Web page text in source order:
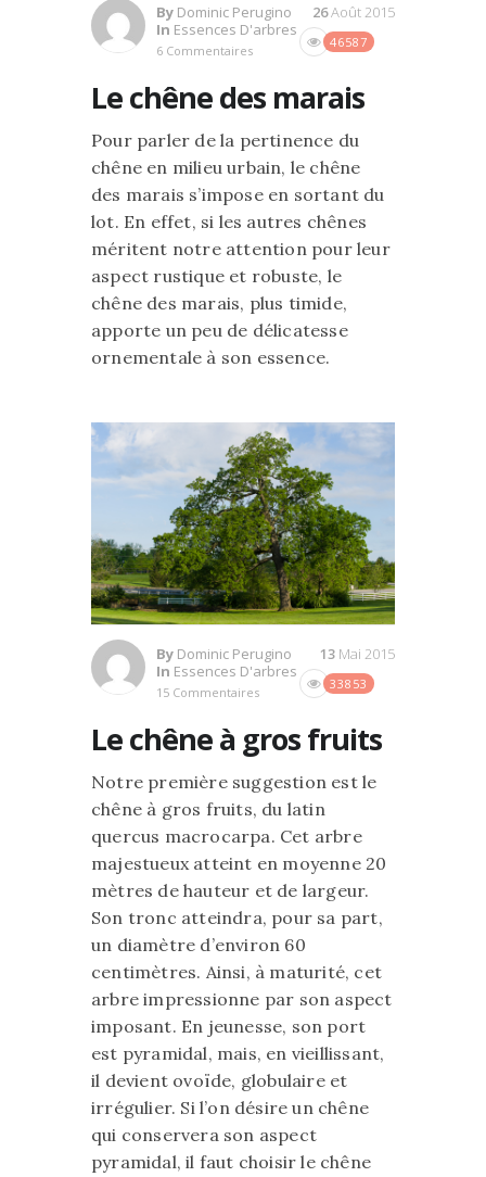
By Dominic Perugino
In Essences D'arbres
6 Commentaires
46587
26Août 2015
Le chêne des marais
Pour parler de la pertinence du
chêne en milieu urbain, le chêne
des marais s’impose en sortant du
lot. En effet, si les autres chênes
méritent notre attention pour leur
aspect rustique et robuste, le
chêne des marais, plus timide,
apporte un peu de délicatesse
ornementale à son essence.
By Dominic Perugino
In Essences D'arbres
15 Commentaires
33853
13 Mai 2015
Le chêne à gros fruits
Notre première suggestion est le
chêne à gros fruits, du latin
quercus macrocarpa. Cet arbre
majestueux atteint en moyenne 20
mètres de hauteur et de largeur.
Son tronc atteindra, pour sa part,
un diamètre d’environ 60
centimètres. Ainsi, à maturité, cet
arbre impressionne par son aspect
imposant. En jeunesse, son port
est pyramidal, mais, en vieillissant,
il devient ovoïde, globulaire et
irrégulier. Si l’on désire un chêne
qui conservera son aspect
pyramidal, il faut choisir le chêne